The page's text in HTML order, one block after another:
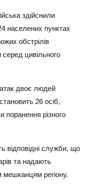
здійснили
населених пунктах
обстрілів
цивільного
двоє людей
26 осіб,
поранення різного
відповідні служби, що
та надають
регіону.